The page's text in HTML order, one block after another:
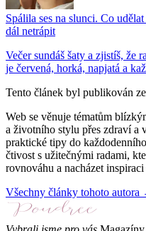
Spálila ses na slunci. Co
dál netrápit
Večer sundáš šaty a zjistíš, že
je červená, horká, napjatá a
Tento článek byl publikován
Web se věnuje tématům
a životního stylu přes zdraví a
praktické tipy do
čtivost s užitečnými radami,
rovnováhu a nacházet inspiraci
Všechny články tohoto autora